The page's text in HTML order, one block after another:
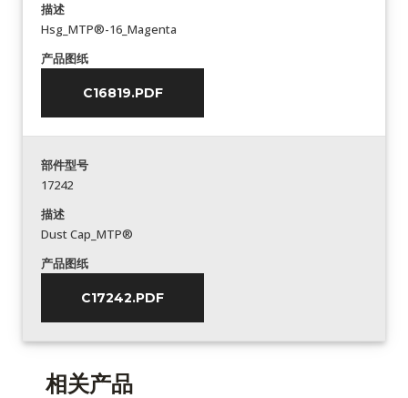
描述
Hsg_MTP®-16_Magenta
产品图纸
C16819.PDF
部件型号
17242
描述
Dust Cap_MTP®
产品图纸
C17242.PDF
相关产品